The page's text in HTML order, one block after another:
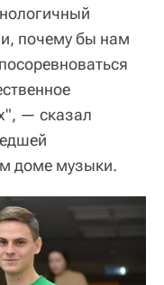
почему бы нам
— сказал
доме музыки.